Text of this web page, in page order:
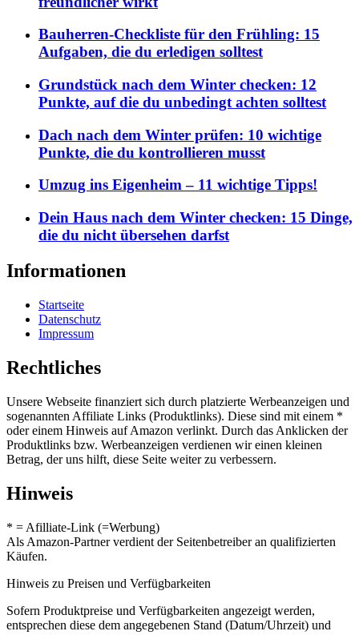
Bauherren-Checkliste für den Frühling: 15
Aufgaben, die du erledigen solltest
Grundstück nach dem Winter checken: 12
Punkte, auf die du unbedingt achten solltest
Dach nach dem Winter prüfen: 10 wichtige
Punkte, die du kontrollieren musst
Umzug ins Eigenheim – 11 wichtige Tipps!
Dein Haus nach dem Winter checken: 15 Dinge,
die du nicht übersehen darfst
Informationen
Startseite
Datenschutz
Impressum
Rechtliches
Unsere Webseite finanziert sich durch platzierte Werbeanzeigen und
sogenannten Affiliate Links (Produktlinks). Diese sind mit einem *
oder einem Hinweis auf Amazon verlinkt. Durch das Anklicken der
Produktlinks bzw. Werbeanzeigen verdienen wir einen kleinen
Betrag, der uns hilft, diese Seite weiter zu verbessern.
Hinweis
* = Afilliate-Link (=Werbung)
Als Amazon-Partner verdient der Seitenbetreiber an qualifizierten
Käufen.
Hinweis zu Preisen und Verfügbarkeiten
Sofern Produktpreise und Verfügbarkeiten angezeigt werden,
entsprechen diese dem angegebenen Stand (Datum/Uhrzeit) und